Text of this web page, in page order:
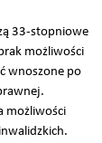
33-stopniowe
możliwości
wnoszone po
możliwości